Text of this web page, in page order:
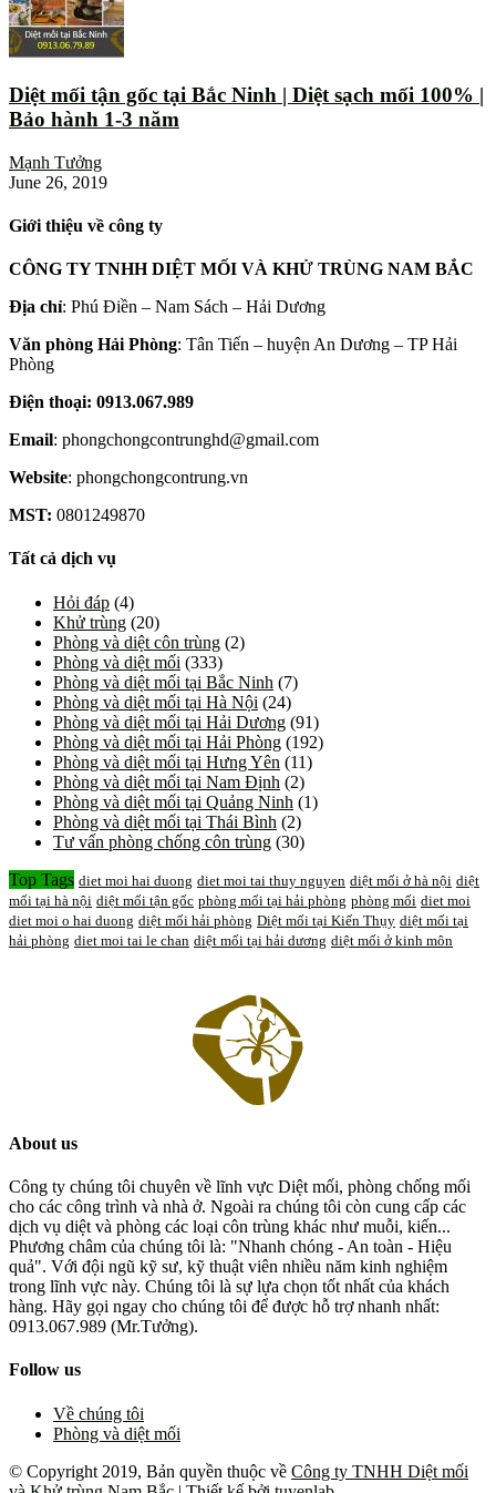
Diệt mối tận gốc tại Bắc Ninh | Diệt sạch mối 100% |
Bảo hành 1-3 năm
Mạnh Tưởng
June 26, 2019
Giới thiệu về công ty
CÔNG TY TNHH DIỆT MỐI VÀ KHỬ TRÙNG NAM BẮC
Địa chỉ: Phú Điền – Nam Sách – Hải Dương
Văn phòng Hải Phòng: Tân Tiến – huyện An Dương – TP Hải
Phòng
Điện thoại: 0913.067.989
Email: phongchongcontrunghd@gmail.com
Website: phongchongcontrung.vn
MST: 0801249870
Tất cả dịch vụ
Hỏi đáp (4)
Khử trùng (20)
Phòng và diệt côn trùng (2)
Phòng và diệt mối (333)
Phòng và diệt mối tại Bắc Ninh (7)
Phòng và diệt mối tại Hà Nội (24)
Phòng và diệt mối tại Hải Dương (91)
Phòng và diệt mối tại Hải Phòng (192)
Phòng và diệt mối tại Hưng Yên (11)
Phòng và diệt mối tại Nam Định (2)
Phòng và diệt mối tại Quảng Ninh (1)
Phòng và diệt mối tại Thái Bình (2)
Tư vấn phòng chống côn trùng (30)
Top Tags diet moi hai duong diet moi tai thuy nguyen diệt mối ở hà nội diệt
mối tại hà nội diệt mối tận gốc phòng mối tại hải phòng phòng mối diet moi
diet moi o hai duong diệt mối hải phòng Diệt mối tại Kiến Thụy diệt mối tại
hải phòng diet moi tai le chan diệt mối tại hải dương diệt mối ở kinh môn
About us
Công ty chúng tôi chuyên về lĩnh vực Diệt mối, phòng chống mối
cho các công trình và nhà ở. Ngoài ra chúng tôi còn cung cấp các
dịch vụ diệt và phòng các loại côn trùng khác như muỗi, kiến...
Phương châm của chúng tôi là: "Nhanh chóng - An toàn - Hiệu
quả". Với đội ngũ kỹ sư, kỹ thuật viên nhiều năm kinh nghiệm
trong lĩnh vực này. Chúng tôi là sự lựa chọn tốt nhất của khách
hàng. Hãy gọi ngay cho chúng tôi để được hỗ trợ nhanh nhất:
0913.067.989 (Mr.Tưởng).
Follow us
Về chúng tôi
Phòng và diệt mối
© Copyright 2019, Bản quyền thuộc về Công ty TNHH Diệt mối